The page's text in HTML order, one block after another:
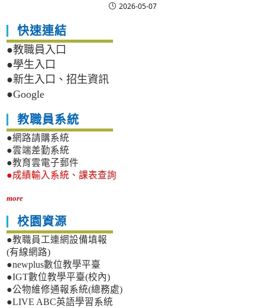
2026-05-07
快速連結
●教職員入口
●學生入口
●新生入口、招生資訊
●Google
教職員系統
●網路請購系統
●雲端差勤系統
●教育雲電子郵件
●成績輸入系統、課表查詢
more
校園資源
●教職員工連網設備填報
(有線網路)
●newplus數位教學平臺
●IGT數位教學平臺(校內)
●公物維修通報系統(總務處)
●LIVE ABC英語學習系統